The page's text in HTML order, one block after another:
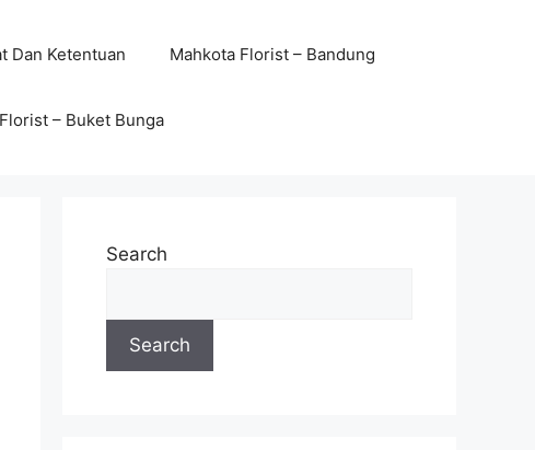
Dan Ketentuan Mahkota Florist – Bandung
– Buket Bunga
Search
Search